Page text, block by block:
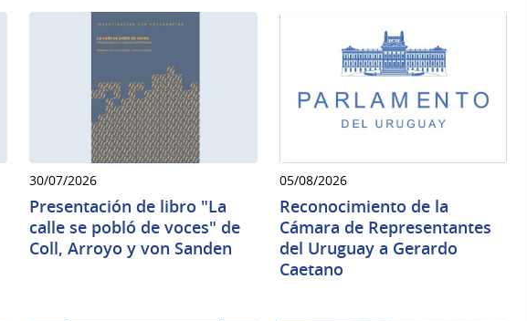
30/07/2026
Presentación de libro "La
calle se pobló de voces" de
Coll, Arroyo y von Sanden
05/08/2026
Reconocimiento de la
Cámara de Representantes
del Uruguay a Gerardo
Caetano